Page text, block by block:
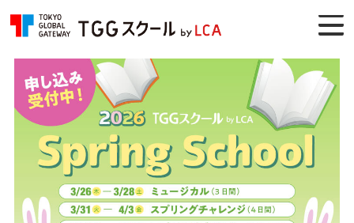
ル by LCA